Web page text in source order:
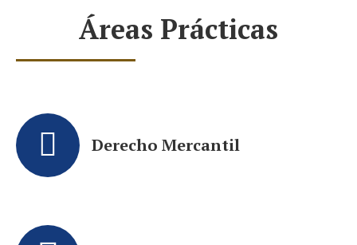
Áreas Prácticas
Derecho Mercantil